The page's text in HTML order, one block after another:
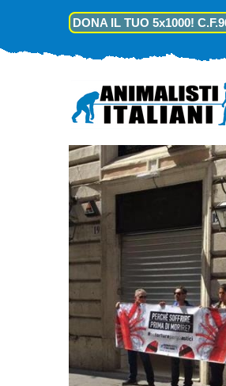
DONA IL TUO 5x1000!